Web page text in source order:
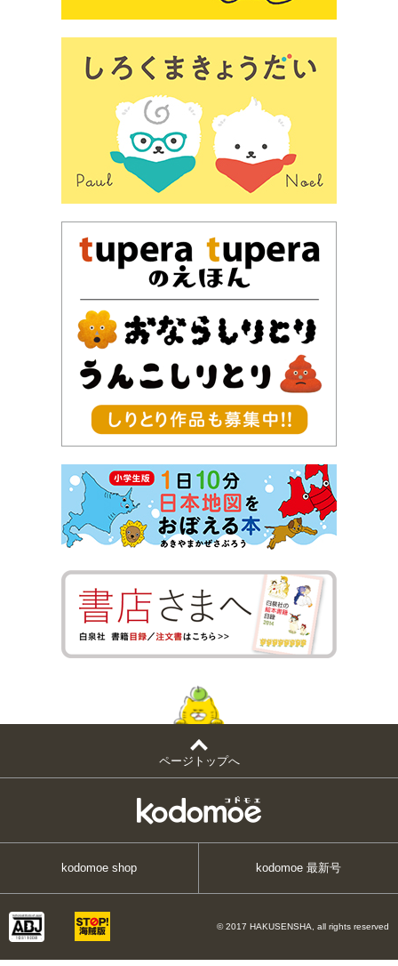
ページトップへ
kodomoe shop kodomoe 最新号
© 2017 HAKUSENSHA, all rights reserved